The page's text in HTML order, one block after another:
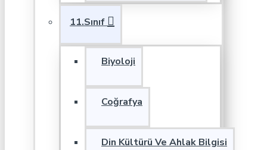
11.Sınıf
Biyoloji
Coğrafya
Din Kültürü Ve Ahlak Bilgisi